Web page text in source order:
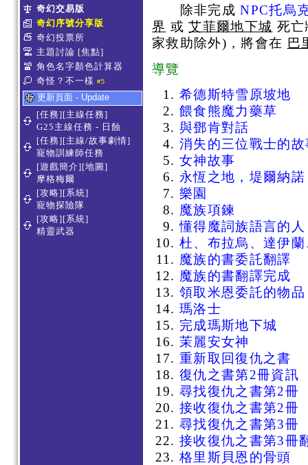
奇幻交易版
奇幻序號分享版
奇幻投票所
主題討論 [焦點]
角色名字顏色計算器
奇怪？不一樣 #5
更新頁面 - Update
[任務][主線任務]
G25主線任務 - 日蝕
[任務][主線/故事劇情]
寵物訓練師任務
[遊戲簡介][地圖]
摩格梅爾
[攻略][系統]
寵物探險隊
[攻略][系統]
精靈武器
除非完成NPC托烏
界 或艾菲爾地下城 死亡
家救助除外)，將會在 巴
導覽
希德斯特雪原坡地
餵食熊魔力藥草
與鄧肯對話
消失的三位戰士的故
女神故事
永恆之地，堤爾納諾
樂園
魔族項鍊
懂得魔詞族語言的人
杜、布拉烏、達伊
魔族的書委託翻譯
魔族的書翻譯完成
領取米恩委託的物品
瑪洛士
完成瑪斯地下城
茉麗安女神
重新取回復仇之書
復仇之書第2冊資訊
尋找復仇之書第2冊
接收復仇之書第2冊
尋找復仇之書第3冊
接收復仇之書第3冊
格里斯貝恩的骨頭